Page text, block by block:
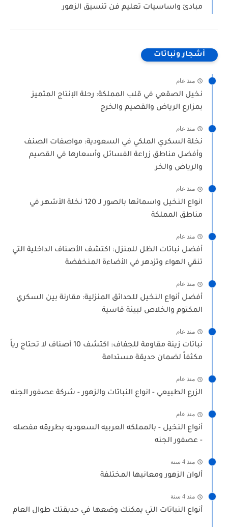
مبادئ واساسيات تعليم فن تنسيق الزهور
أشجار ونباتات
منذ عام
نخيل الصقعي في قلب المملكة: رحلة الإنتاج المتميز
بمزارع الرياض والقصيم والخرج
منذ عام
نخلة السكري الملكي في السعودية: مواصفات الصنف
وأفضل مناطق زراعة الفسائل وأسعارها في القصيم
والرياض والخر
منذ عام
انواع النخيل واسمائها بالصور لـ 120 نخلة الأشهر في
مناطق المملكة
منذ عام
أفضل نباتات الظل للمنزل: اكتشف الأصناف الداخلية التي
تنقي الهواء وتزدهر في الأضاءة المنخفضة
منذ عام
أفضل أنواع النخيل للحدائق المنزلية: مقارنة بين السكري
المكتوم والخلاص لبيئة قاسية
منذ عام
نباتات زينة مقاومة للجفاف: اكتشف 10 أصناف لا تحتاج رياً
مكثفاً لضمان حديقة مستدامة
منذ عام
الزرع الطبيعي - انواع النباتات والزهور - شركة عصفور الجنه
منذ عام
أنواع النخيل - بالمملكه العربيه السعوديه بطريقه مفصله
- عصفور الجنه
منذ 4 سنة
ألوان الزهور ومعانيها المختلفة
منذ 4 سنة
أنواع النباتات التي يمكنك وضعها في حديقتك طوال العام